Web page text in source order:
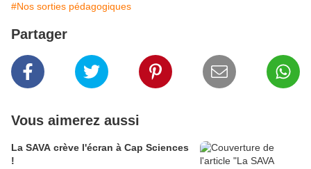
#Nos sorties pédagogiques
Partager
Vous aimerez aussi
La SAVA crève l'écran à Cap Sciences
!